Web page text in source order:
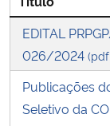
Controladoria-Geral
Ministério da Mulher,
EDITAL
026/2024
Publicações
Seletivo da